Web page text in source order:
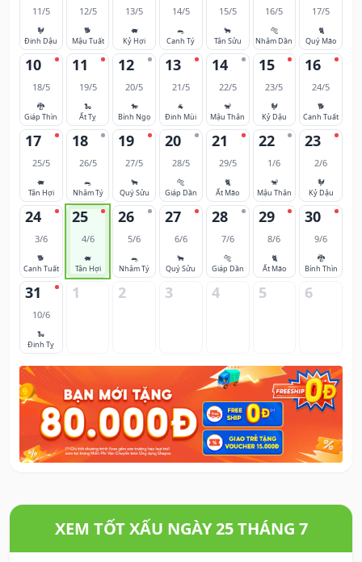
11/5
🐓
Đinh Dậu
12/5
🐕
Mậu Tuất
13/5
🐖
Kỷ Hợi
14/5
🐀
Canh Tý
15/5
🐂
Tân Sửu
16/5
🐅
Nhâm Dần
17/5
🐈
Quý Mão
10
18/5
🐉
Giáp Thìn
11
19/5
🐍
Ất Tỵ
12
20/5
🐎
Bính Ngọ
13
21/5
🐐
Đinh Mùi
14
22/5
🐒
Mậu Thân
15
23/5
🐓
Kỷ Dậu
16
24/5
🐕
Canh Tuất
17
25/5
🐖
Tân Hợi
18
26/5
🐀
Nhâm Tý
19
27/5
🐂
Quý Sửu
20
28/5
🐅
Giáp Dần
21
29/5
🐈
Ất Mão
22
1/6
🐒
Mậu Thân
23
2/6
🐓
Kỷ Dậu
24
3/6
🐕
Canh Tuất
25
4/6
🐖
Tân Hợi
26
5/6
🐀
Nhâm Tý
27
6/6
🐂
Quý Sửu
28
7/6
🐅
Giáp Dần
29
8/6
🐈
Ất Mão
30
9/6
🐉
Bính Thìn
31
10/6
🐍
Đinh Tỵ
1 2 3 4 5 6
XEM TỐT XẤU NGÀY 25 THÁNG 7